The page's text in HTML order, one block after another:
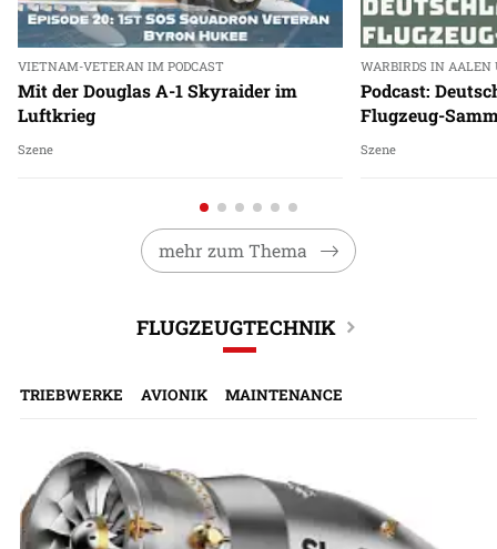
VIETNAM-VETERAN IM PODCAST
Mit der Douglas A-1 Skyraider im
Luftkrieg
Szene
WARBIRDS IN AALEN
Podcast:
Flugzeug-
Szene
mehr zum Thema
FLUGZEUGTECHNIK
TRIEBWERKE AVIONIK MAINTENANCE